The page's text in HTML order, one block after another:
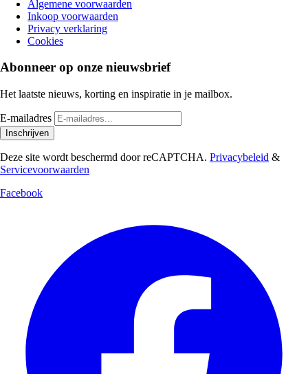
Algemene voorwaarden
Inkoop voorwaarden
Privacy verklaring
Cookies
Abonneer op onze nieuwsbrief
Het laatste nieuws, korting en inspiratie in je mailbox.
E-mailadres
Inschrijven
Deze site wordt beschermd door reCAPTCHA. Privacybeleid &
Servicevoorwaarden
Facebook